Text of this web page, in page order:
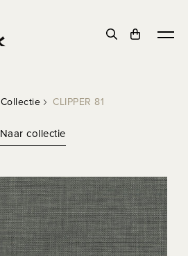
Collectie CLIPPER 81
Naar collectie